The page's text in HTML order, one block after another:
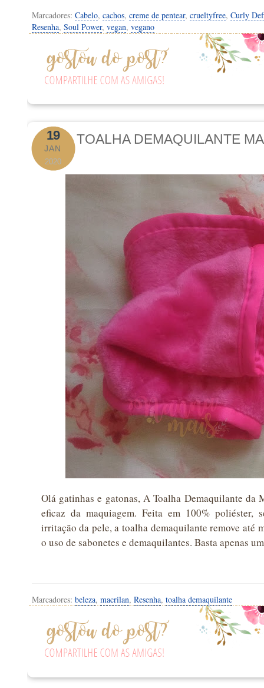
Marcadores: Cabelo, cachos, creme de pentear, crueltyfree, Curly
Resenha, Soul Power, vegan, vegano
19
JAN
2020
TOALHA DEMAQUILANTE
Olá gatinhas e gatonas, A Toalha Demaquilante
eficaz da maquiagem. Feita em 100% poliéster,
irritação da pele, a toalha demaquilante remove até
o uso de sabonetes e demaquilantes. Basta apenas
Marcadores: beleza, macrilan, Resenha, toalha demaquilante